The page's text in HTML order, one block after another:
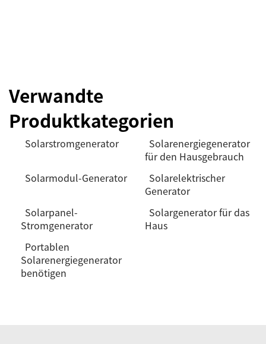
Verwandte
Produktkategorien
Solarstromgenerator
Solarenergiegenerator
für den Hausgebrauch
Solarmodul-Generator
Solarelektrischer
Generator
Solarpanel-
Stromgenerator
Solargenerator für das
Haus
Portablen
Solarenergiegenerator
benötigen